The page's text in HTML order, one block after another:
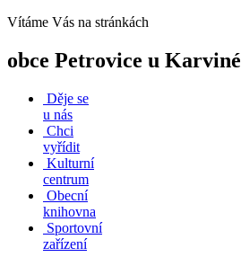
Vítáme Vás na stránkách
obce Petrovice u Karviné
Děje se
u nás
Chci
vyřídit
Kulturní
centrum
Obecní
knihovna
Sportovní
zařízení